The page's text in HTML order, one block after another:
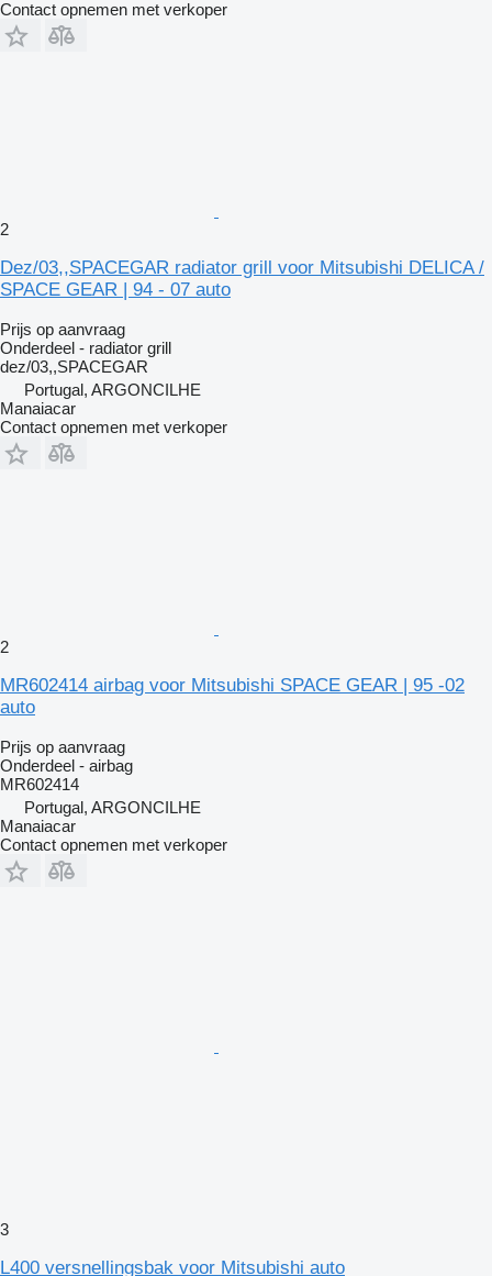
Contact opnemen met verkoper
2
Dez/03,,SPACEGAR radiator grill voor Mitsubishi DELICA /
SPACE GEAR | 94 - 07 auto
Prijs op aanvraag
Onderdeel - radiator grill
dez/03,,SPACEGAR
Portugal, ARGONCILHE
Manaiacar
Contact opnemen met verkoper
2
MR602414 airbag voor Mitsubishi SPACE GEAR | 95 -02
auto
Prijs op aanvraag
Onderdeel - airbag
MR602414
Portugal, ARGONCILHE
Manaiacar
Contact opnemen met verkoper
3
L400 versnellingsbak voor Mitsubishi auto